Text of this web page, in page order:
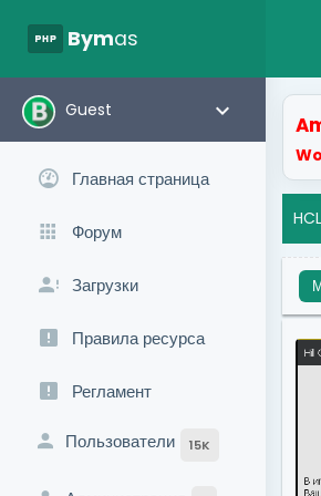
php Bymas
keyboard_arrow_down
Guest
Главная страница
Форум
Загрузки
Правила ресурса
Регламент
Пользователи 15K